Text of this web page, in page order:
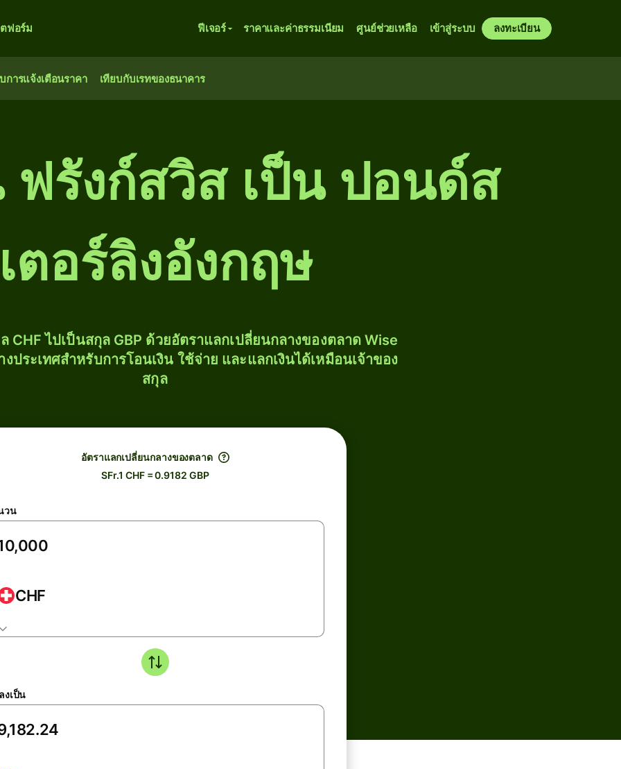
ฟอร์ม ฟีเจอร์ ราคาและค่าธรรมเนียม ศูนย์ช่วยเหลือ เข้าสู่ระบบ ลงทะเบียน
การแจ้งเตือนราคา เทียบกับเรทของธนาคาร
รังก์สวิส เป็น ปอนด์ส
ตอร์ลิงอังกฤษ
CHF ไปเป็นสกุล GBP ด้วยอัตราแลกเปลี่ยนกลางของตลาด Wise
ประเทศสำหรับการโอนเงิน ใช้จ่าย และแลกเงินได้เหมือนเจ้าของ
สกุล
อัตราแลกเปลี่ยนกลางของตลาด
SFr.1 CHF = 0.9182 GBP
วน
CHF
งเป็น